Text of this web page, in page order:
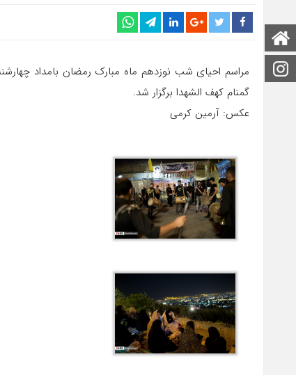
صفحه اصلی
اینستاگرام
مراسم احیای شب نوزدهم ماه مبارک رمضان بامداد
گمنام کهف الشهدا برگزار شد.
عکس: آرمین کرمی